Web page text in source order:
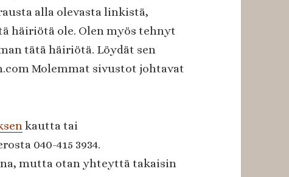
alla olevasta linkistä,
häiriötä ole. Olen myös tehnyt
tätä häiriötä. Löydät sen
Molemmat sivustot johtavat
kautta tai
040-415 3934.
mutta otan yhteyttä takaisin